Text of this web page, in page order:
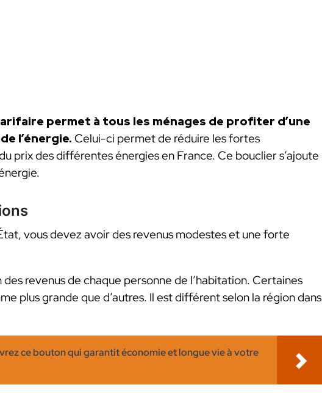
permet à tous les ménages de profiter d’une
l’énergie. Celui-ci permet de réduire les fortes
prix des différentes énergies en France. Ce bouclier s’ajoute
vous devez avoir des revenus modestes et une forte
revenus de chaque personne de l’habitation. Certaines
plus grande que d’autres. Il est différent selon la région dans
ce bouton qui garantit économie et longue vie à votre